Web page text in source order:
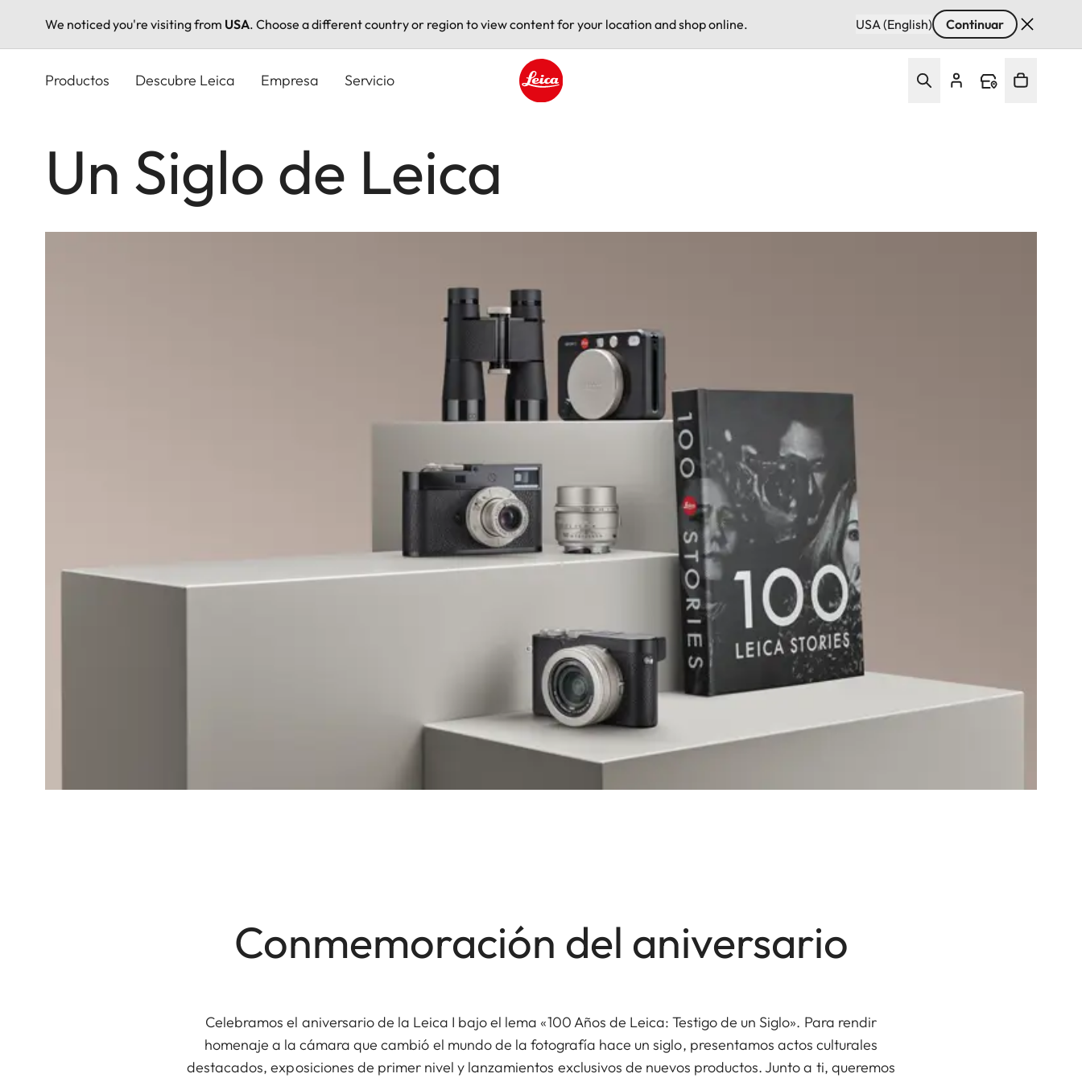
We noticed you're visiting from USA. Choose a different country or region to view content for your location and shop online. USA (English) Continuar
Productos Descubre Leica Empresa Servicio
Un Siglo de Leica
Conmemoración del aniversario
Celebramos el aniversario de la Leica I bajo el lema «100 Años de Leica: Testigo de un Siglo». Para rendir
homenaje a la cámara que cambió el mundo de la fotografía hace un siglo, presentamos actos culturales
destacados, exposiciones de primer nivel y lanzamientos exclusivos de nuevos productos. Junto a ti, queremos